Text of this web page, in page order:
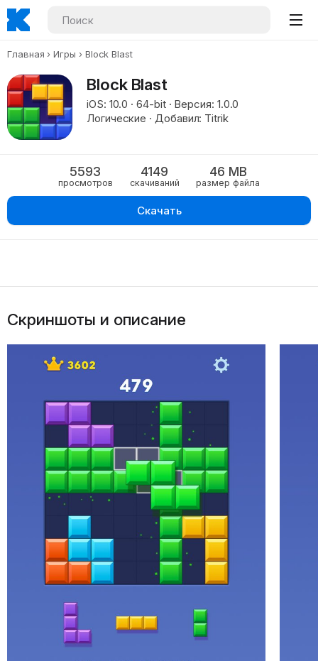
Главная Игры Block Blast
Block Blast
iOS: 10.0 · 64-bit · Версия: 1.0.0
Логические · Добавил: Titrik
5593
просмотров
4149
скачиваний
46 MB
размер файла
Скачать
Скриншоты и описание